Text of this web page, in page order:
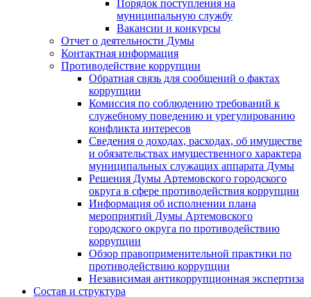
Порядок поступления на
муниципальную службу
Вакансии и конкурсы
Отчет о деятельности Думы
Контактная информация
Противодействие коррупции
Обратная связь для сообщений о фактах
коррупции
Комиссия по соблюдению требований к
служебному поведению и урегулированию
конфликта интересов
Сведения о доходах, расходах, об имуществе
и обязательствах имущественного характера
муниципальных служащих аппарата Думы
Решения Думы Артемовского городского
округа в сфере противодействия коррупции
Информация об исполнении плана
мероприятий Думы Артемовского
городского округа по противодействию
коррупции
Обзор правоприменительной практики по
противодействию коррупции
Независимая антикоррупционная экспертиза
Состав и структура